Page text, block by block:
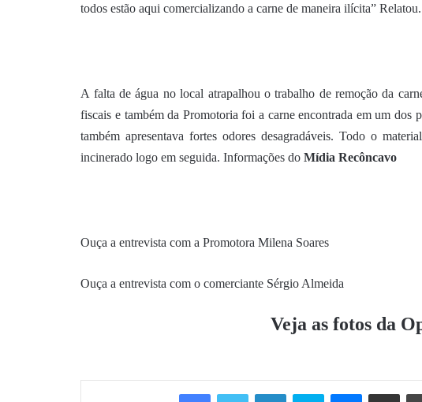
todos estão aqui comercializando a carne de maneira ilícita” Relatou.
A falta de água no local atrapalhou o trabalho de remoção da
fiscais e também da Promotoria foi a carne encontrada em um dos
também apresentava fortes odores desagradáveis. Todo o
incinerado logo em seguida. Informações doMídia Recôncavo
Ouça a entrevista com a Promotora Milena Soares
Ouça a entrevista com o comerciante Sérgio Almeida
Veja as fotos da
FacebookTwitter LinkedinSkype Messenger
Compartilhar via e-mail